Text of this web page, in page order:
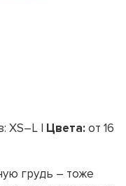
XS–L | Цвета:от 16
грудь – тоже